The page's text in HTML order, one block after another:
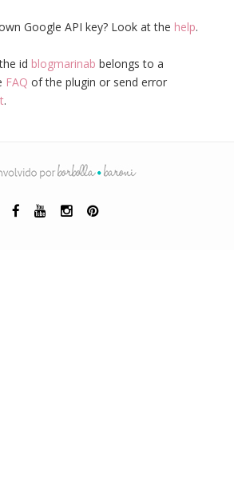
Google API key? Look at the help.
id blogmarinab belongs to a
FAQ of the plugin or send error
.